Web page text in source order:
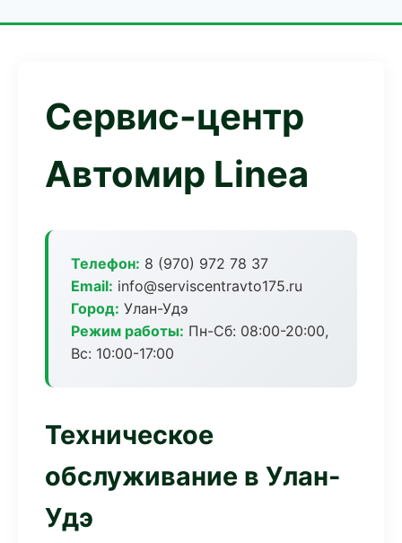
Сервис-центр
Автомир Linea
Телефон: 8 (970) 972 78 37
Email: info@serviscentravto175.ru
Город: Улан-Удэ
Режим работы: Пн-Сб: 08:00-20:00,
Вс: 10:00-17:00
Техническое
обслуживание в Улан-
Удэ